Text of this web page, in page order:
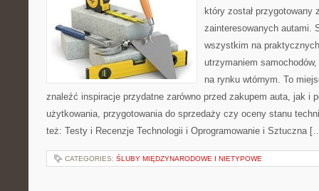
który został przygotowany
zainteresowanych autami.
wszystkim na
utrzymaniem
na rynku wtórnym. To
znaleźć inspiracje przydatne zarówno przed zakupem auta, jak i
użytkowania, przygotowania do sprzedaży czy oceny stanu
też: Testy i Recenzje Technologii i Oprogramowanie i Sztuczna
CATEGORIES: ŚLUBY MIĘDZYNARODOWE I NIETYPOWE